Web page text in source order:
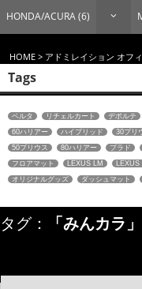
HONDA/ACURA (6)
HOME > アドミレイション オフ
Tags
ベルタ リチェルカート デポルテ
60ハリアー
ハイブリッド 30プリ
50プリウス
80ハリアー プラド
フロアマット
LEXUS LM LEXUS
オリジナルグッズ
ダッシュマット
タグ： 「みんカラ」